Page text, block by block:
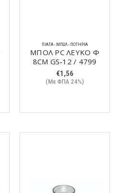
ΠΙΆΤΑ - ΜΠΩΛ - ΠΟΤΉΡΙΑ
ΜΠΟΛ PC ΛΕΥΚΟ Φ
8CM GS-12 / 4799
€1,56
(Με ΦΠΑ 24%)